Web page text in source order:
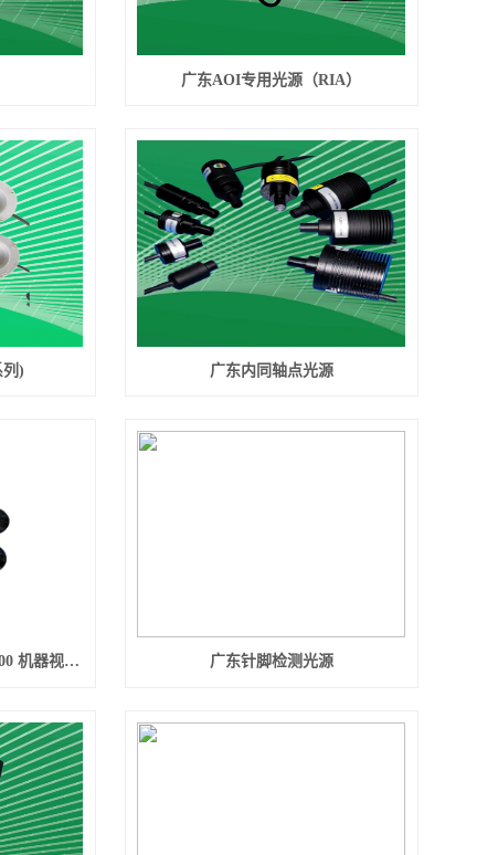
广东AOI专用光源（RIA）
) 广东内同轴点光源
广东海康威视iMVS-VM-6200 机器视觉平台 广东针脚检测光源